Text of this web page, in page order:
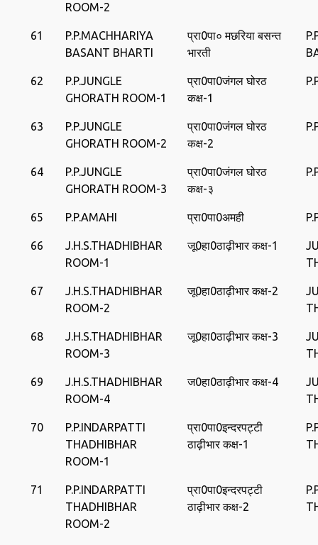
ROOM-2
61
P.P.MACHHARIYA
BASANT BHARTI
प्रा0पा० मछरिया बसन्‍त
भारती
62
P.P.JUNGLE
GHORATH ROOM-1
प्रा0पा0जंगल घोरठ
कक्ष-1
63
P.P.JUNGLE
GHORATH ROOM-2
प्रा0पा0जंगल घोरठ
कक्ष-2
64
P.P.JUNGLE
GHORATH ROOM-3
प्रा0पा0जंगल घोरठ
कक्ष-३
65 P.P.AMAHI प्रा0पा0अमही
66
J.H.S.THADHIBHAR
ROOM-1
जू0हा0ठाढ़ीभार कक्ष-1
67
J.H.S.THADHIBHAR
ROOM-2
जू0हा0ठाढ़ीभार कक्ष-2
68
J.H.S.THADHIBHAR
ROOM-3
जू0हा0ठाढ़ीभार कक्ष-3
69
J.H.S.THADHIBHAR
ROOM-4
ज0हा0ठाढ़ीभार कक्ष-4
70
P.P.INDARPATTI
THADHIBHAR
ROOM-1
प्रा0पा0इन्‍दरपट्टी
ठाढ़ीभार कक्ष-1
71
P.P.INDARPATTI
THADHIBHAR
ROOM-2
प्रा0पा0इन्‍दरपट्टी
ठाढ़ीभार कक्ष-2